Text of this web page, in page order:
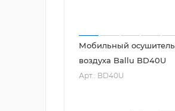
Мобильный осушитель
воздуха Ballu BD40U
Арт.: BD40U